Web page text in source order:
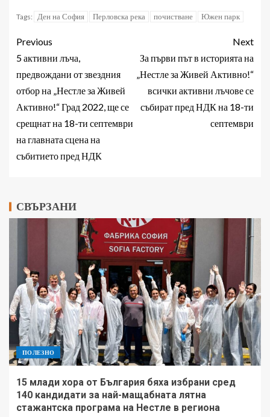
Tags: Ден на София Перловска река почистване Южен парк
Previous
5 активни лъча,
предвождани от звездния
отбор на „Нестле за Живей
Активно!“ Град 2022, ще се
срещнат на 18-ти септември
на главната сцена на
събитието пред НДК
Next
За първи път в историята на
„Нестле за Живей Активно!“
всички активни лъчове се
събират пред НДК на 18-ти
септември
СВЪРЗАНИ
ПОЛЕЗНО
15 млади хора от България бяха избрани сред
140 кандидати за най-мащабната лятна
стажантска програма на Нестле в региона